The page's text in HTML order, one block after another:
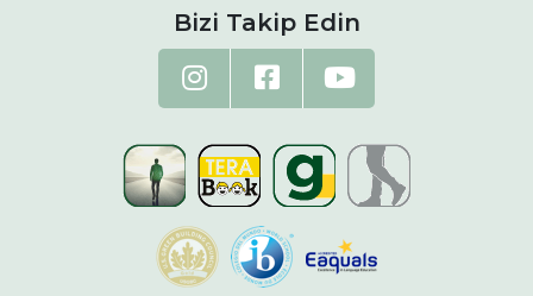
Bizi Takip Edin